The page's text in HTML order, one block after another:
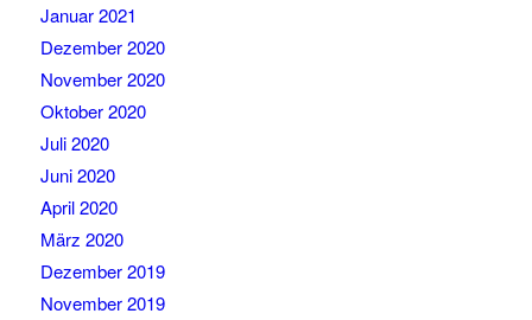
Januar 2021
Dezember 2020
November 2020
Oktober 2020
Juli 2020
Juni 2020
April 2020
März 2020
Dezember 2019
November 2019